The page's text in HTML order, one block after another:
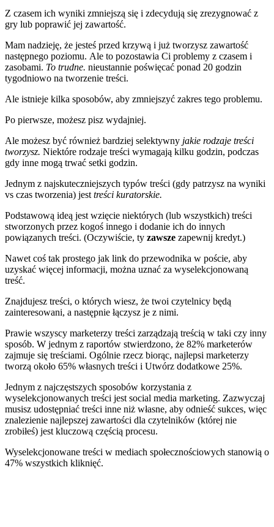
Z czasem ich wyniki zmniejszą się i zdecydują się zrezygnować z
gry lub poprawić jej zawartość.
Mam nadzieję, że jesteś przed krzywą i już tworzysz zawartość
następnego poziomu. Ale to pozostawia Ci problemy z czasem i
zasobami. To trudne. nieustannie poświęcać ponad 20 godzin
tygodniowo na tworzenie treści.
Ale istnieje kilka sposobów, aby zmniejszyć zakres tego problemu.
Po pierwsze, możesz pisz wydajniej.
Ale możesz być również bardziej selektywny jakie rodzaje treści
tworzysz. Niektóre rodzaje treści wymagają kilku godzin, podczas
gdy inne mogą trwać setki godzin.
Jednym z najskuteczniejszych typów treści (gdy patrzysz na wyniki
vs czas tworzenia) jest treści kuratorskie.
Podstawową ideą jest wzięcie niektórych (lub wszystkich) treści
stworzonych przez kogoś innego i dodanie ich do innych
powiązanych treści. (Oczywiście, ty zawsze zapewnij kredyt.)
Nawet coś tak prostego jak link do przewodnika w poście, aby
uzyskać więcej informacji, można uznać za wyselekcjonowaną
treść.
Znajdujesz treści, o których wiesz, że twoi czytelnicy będą
zainteresowani, a następnie łączysz je z nimi.
Prawie wszyscy marketerzy treści zarządzają treścią w taki czy inny
sposób. W jednym z raportów stwierdzono, że 82% marketerów
zajmuje się treściami. Ogólnie rzecz biorąc, najlepsi marketerzy
tworzą około 65% własnych treści i Utwórz dodatkowe 25%.
Jednym z najczęstszych sposobów korzystania z
wyselekcjonowanych treści jest social media marketing. Zazwyczaj
musisz udostępniać treści inne niż własne, aby odnieść sukces, więc
znalezienie najlepszej zawartości dla czytelników (której nie
zrobiłeś) jest kluczową częścią procesu.
Wyselekcjonowane treści w mediach społecznościowych stanowią o
47% wszystkich kliknięć.